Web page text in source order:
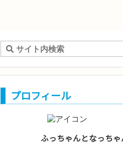
プロフィール
ふっちゃんとなっち